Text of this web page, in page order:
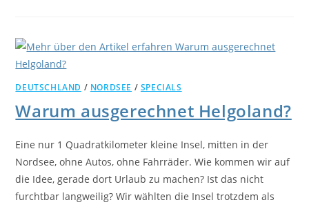
DEUTSCHLAND / NORDSEE / SPECIALS
Warum ausgerechnet Helgoland?
Eine nur 1 Quadratkilometer kleine Insel, mitten in der
Nordsee, ohne Autos, ohne Fahrräder. Wie kommen wir auf
die Idee, gerade dort Urlaub zu machen? Ist das nicht
furchtbar langweilig? Wir wählten die Insel trotzdem als